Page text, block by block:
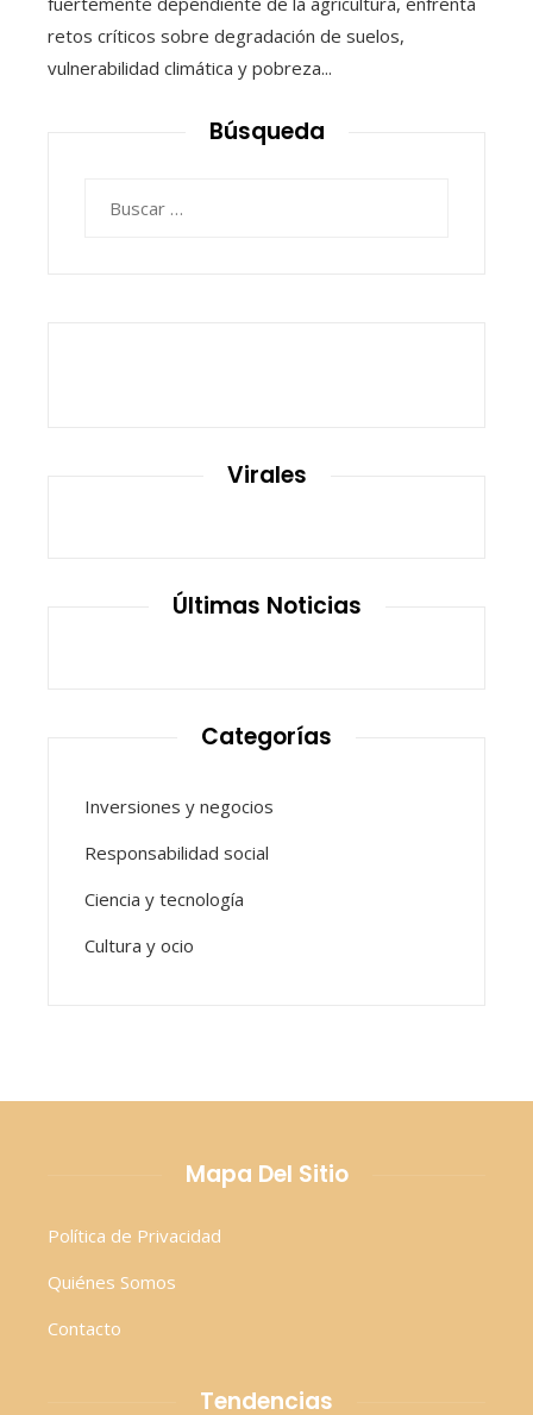
retos críticos sobre degradación de suelos,
vulnerabilidad climática y pobreza...
Búsqueda
Virales
Últimas Noticias
Categorías
Inversiones y negocios
Responsabilidad social
Ciencia y tecnología
Cultura y ocio
Mapa Del Sitio
Política de Privacidad
Quiénes Somos
Contacto
Tendencias